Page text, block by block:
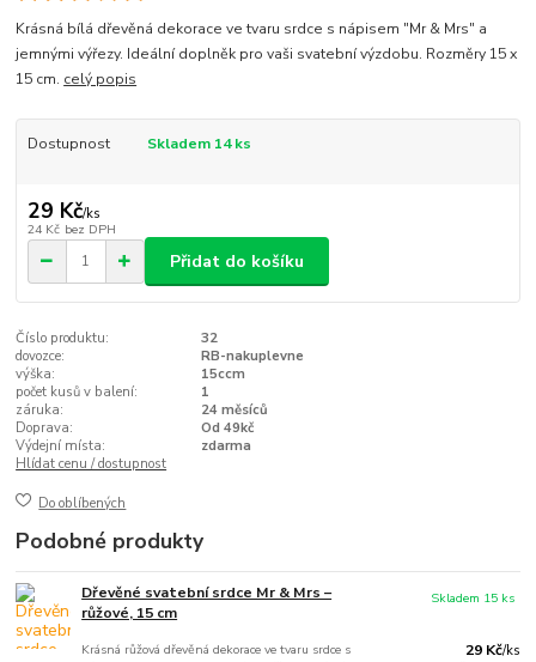
Krásná bílá dřevěná dekorace ve tvaru srdce s nápisem "Mr & Mrs" a
jemnými výřezy. Ideální doplněk pro vaši svatební výzdobu. Rozměry 15 x
15 cm. celý popis
Dostupnost Skladem 14 ks
29 Kč/ks
24 Kč bez DPH
Přidat do košíku
Číslo produktu:
32
dovozce:
RB-nakuplevne
výška:
15ccm
počet kusů v balení:
1
záruka:
24 měsíců
Doprava:
Od 49kč
Výdejní místa:
zdarma
Hlídat cenu / dostupnost
Do oblíbených
Podobné produkty
Dřevěné svatební srdce Mr & Mrs –
růžové, 15 cm
Krásná růžová dřevěná dekorace ve tvaru srdce s
29 Kč/ks
Skladem 15 ks